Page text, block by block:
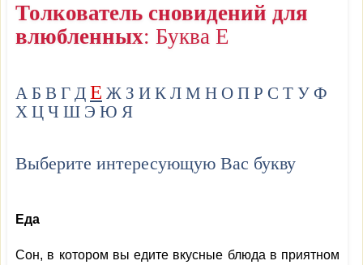
Толкователь сновидений для
влюбленных: Буква Е
А Б В Г Д Е Ж З И К Л М Н О П Р С Т У Ф
Х Ц Ч Ш Э Ю Я
Выберите интересующую Вас букву
Еда
Сон, в котором вы едите вкусные блюда в приятном